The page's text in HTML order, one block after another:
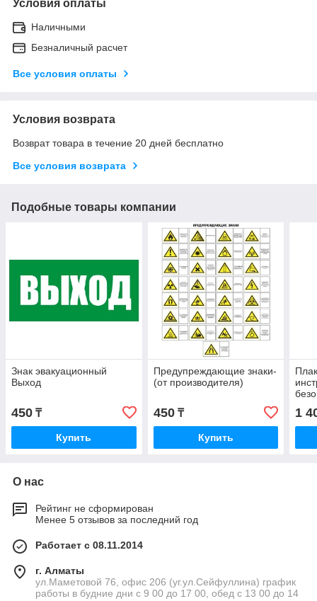
Условия оплаты
Наличными
Безналичный расчет
Все условия оплаты
Условия возврата
Возврат товара в течение 20 дней бесплатно
Все условия возврата
Подобные товары компании
Знак эвакуационный
Выход
450 ₸
Купить
Предупреждающие знаки-
(от производителя)
450₸
Купить
1
О нас
Рейтинг не сформирован
Менее 5 отзывов за последний год
Работает с 08.11.2014
г. Алматы
ул.Маметовой 76, офис 206 (уг.ул.Сейфуллина) график
работы в будние дни с 9 00 до 17 00, обед с 13 00 до 14